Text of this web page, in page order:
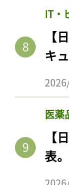
IT・
【
キ
医薬
【
表